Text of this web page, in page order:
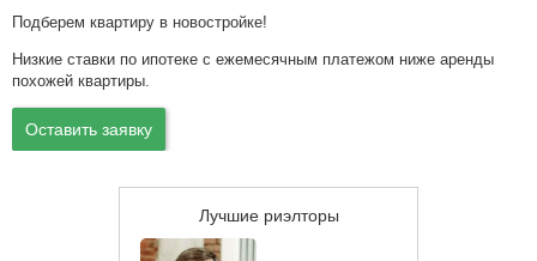
Подберем квартиру в новостройке!
Низкие ставки по ипотеке с ежемесячным платежом ниже аренды
похожей квартиры.
Оставить заявку
Лучшие риэлторы